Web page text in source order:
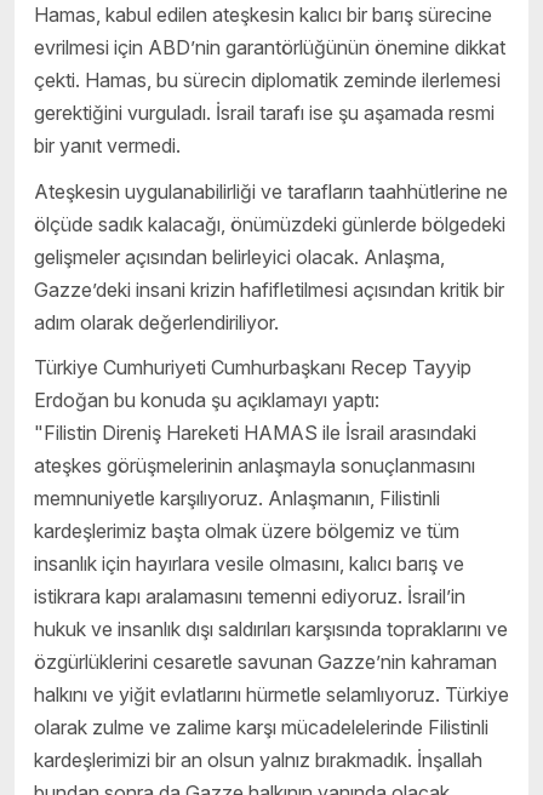
Hamas, kabul edilen ateşkesin kalıcı bir barış sürecine
evrilmesi için ABD’nin garantörlüğünün önemine dikkat
çekti. Hamas, bu sürecin diplomatik zeminde ilerlemesi
gerektiğini vurguladı. İsrail tarafı ise şu aşamada resmi
bir yanıt vermedi.
Ateşkesin uygulanabilirliği ve tarafların taahhütlerine ne
ölçüde sadık kalacağı, önümüzdeki günlerde bölgedeki
gelişmeler açısından belirleyici olacak. Anlaşma,
Gazze’deki insani krizin hafifletilmesi açısından kritik bir
adım olarak değerlendiriliyor.
Türkiye Cumhuriyeti Cumhurbaşkanı Recep Tayyip
Erdoğan bu konuda şu açıklamayı yaptı:
"Filistin Direniş Hareketi HAMAS ile İsrail arasındaki
ateşkes görüşmelerinin anlaşmayla sonuçlanmasını
memnuniyetle karşılıyoruz. Anlaşmanın, Filistinli
kardeşlerimiz başta olmak üzere bölgemiz ve tüm
insanlık için hayırlara vesile olmasını, kalıcı barış ve
istikrara kapı aralamasını temenni ediyoruz. İsrail’in
hukuk ve insanlık dışı saldırıları karşısında topraklarını ve
özgürlüklerini cesaretle savunan Gazze’nin kahraman
halkını ve yiğit evlatlarını hürmetle selamlıyoruz. Türkiye
olarak zulme ve zalime karşı mücadelelerinde Filistinli
kardeşlerimizi bir an olsun yalnız bırakmadık. İnşallah